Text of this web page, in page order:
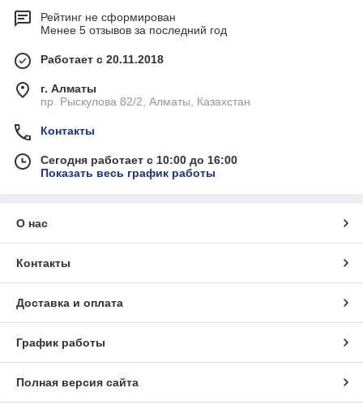
Рейтинг не сформирован
Менее 5 отзывов за последний год
Работает с 20.11.2018
г. Алматы
пр. Рыскулова 82/2, Алматы, Казахстан
Контакты
Сегодня работает с 10:00 до 16:00
Показать весь график работы
О нас
Контакты
Доставка и оплата
График работы
Полная версия сайта